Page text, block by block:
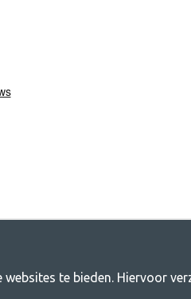
buitenleven
te bieden. Hiervoor